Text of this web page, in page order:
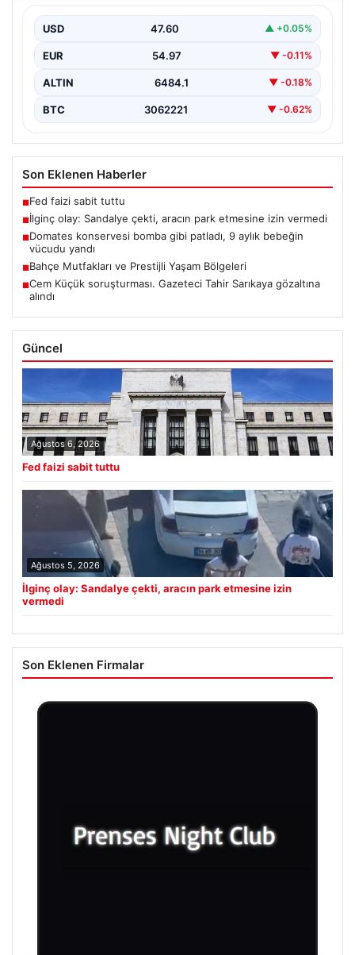
Otomobilin Park Etmesine Tepkili Çalışan Arasında
Gerginlik Yaşandı”,…
USD 47.60 ▲ +0.05%
EUR 54.97 ▼ -0.11%
ALTIN 6484.1 ▼ -0.18%
BTC 3062221 ▼ -0.62%
Son Eklenen Haberler
■Fed faizi sabit tuttu
■İlginç olay: Sandalye çekti, aracın park etmesine izin vermedi
■Domates konservesi bomba gibi patladı, 9 aylık bebeğin
vücudu yandı
■Bahçe Mutfakları ve Prestijli Yaşam Bölgeleri
■Cem Küçük soruşturması. Gazeteci Tahir Sarıkaya gözaltına
alındı
Güncel
Ağustos 6, 2026
Fed faizi sabit tuttu
Ağustos 5, 2026
İlginç olay: Sandalye çekti, aracın park etmesine izin
vermedi
Son Eklenen Firmalar